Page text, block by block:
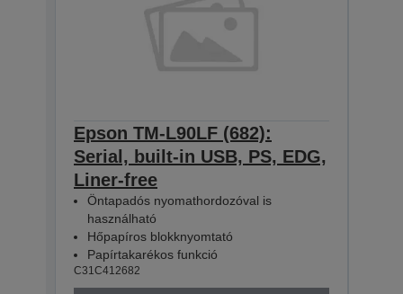
Epson TM-L90LF (682):
Serial, built-in USB, PS, EDG,
Liner-free
Öntapadós nyomathordozóval is
használható
Hőpapíros blokknyomtató
Papírtakarékos funkció
C31C412682